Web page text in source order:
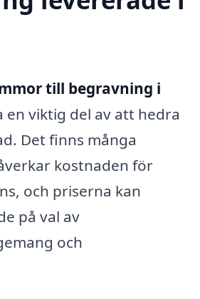
till begravning i
en viktig del av att hedra
Det finns många
kostnaden för
och priserna kan
på val av
och